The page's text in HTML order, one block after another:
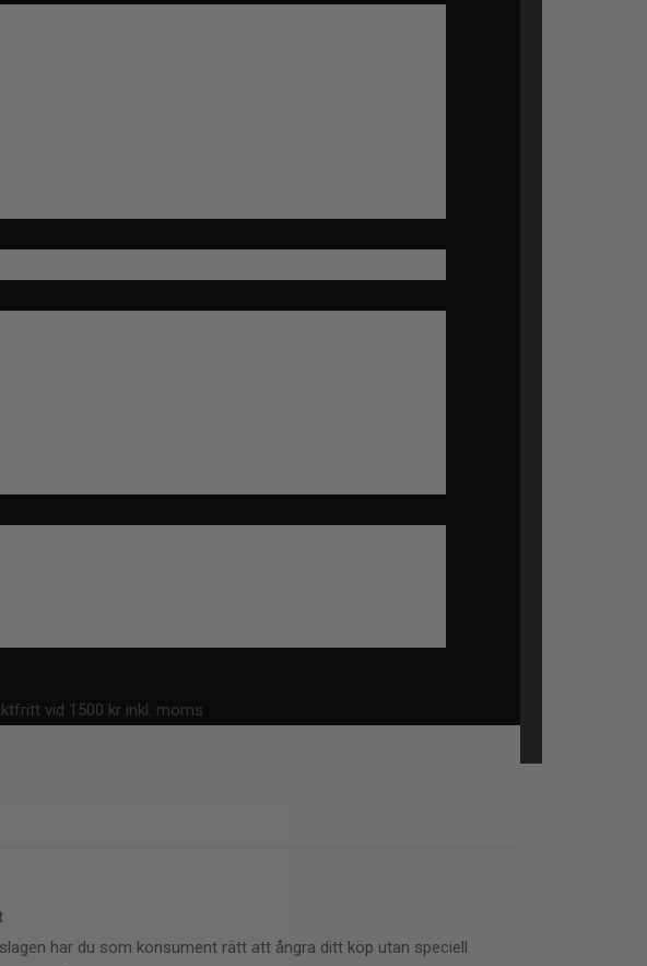
vid 1500 kr inkl. moms
har du som konsument rätt att ångra ditt köp utan speciell